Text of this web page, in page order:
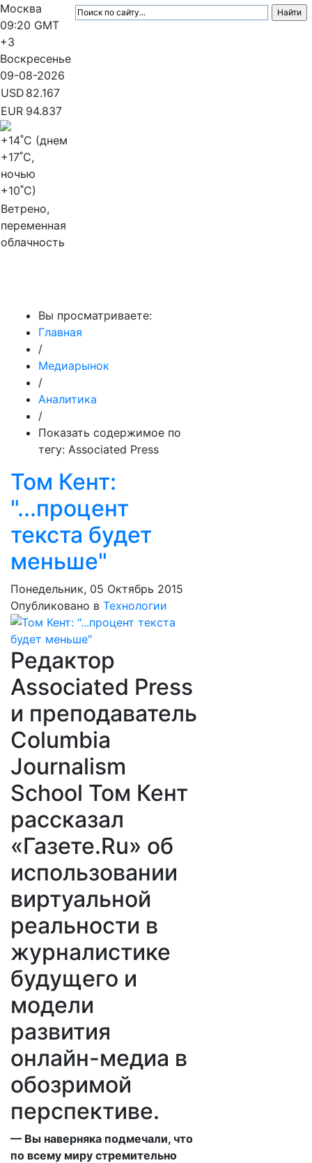
Москва
09:20 GMT
+3
Воскресенье
09-08-2026
USD 82.167
EUR 94.837
+14˚C (днем
+17˚C,
ночью
+10˚C)
Ветрено,
переменная
облачность
Вы просматриваете:
Главная
/
Медиарынок
/
Аналитика
/
Показать содержимое по
тегу: Associated Press
Том Кент:
"...процент
текста будет
меньше"
Понедельник, 05 Октябрь 2015
Опубликовано в Технологии
Редактор
Associated Press
и преподаватель
Columbia
Journalism
School Том Кент
рассказал
«Газете.Ru» об
использовании
виртуальной
реальности в
журналистике
будущего и
модели
развития
онлайн-медиа в
обозримой
перспективе.
— Вы наверняка подмечали, что
по всему миру стремительно